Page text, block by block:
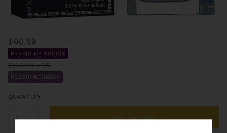
$60.99
PRECIO DE SOCIOS
$105.00 USD
PRECIO REGULAR
QUANTITY
ADD TO CART